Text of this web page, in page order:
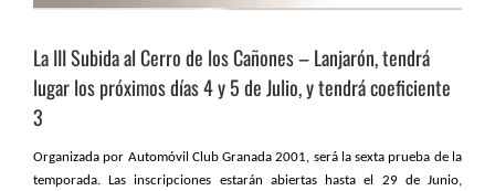
La III Subida al Cerro de los Cañones – Lanjarón, tendrá
lugar los próximos días 4 y 5 de Julio, y tendrá coeficiente
3
Organizada por Automóvil Club Granada 2001, será la sexta prueba de la
temporada. Las inscripciones estarán abiertas hasta el 29 de Junio,